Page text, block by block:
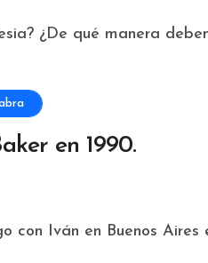
¿De qué manera
en 1990.
con Iván en Buenos Aires